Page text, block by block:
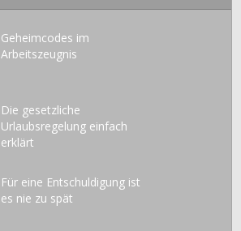
Geheimcodes im
Arbeitszeugnis
Die gesetzliche
Urlaubsregelung einfach
erklärt
Für eine Entschuldigung ist
es nie zu spät